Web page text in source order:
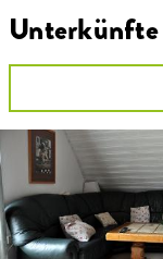
Unterkünfte